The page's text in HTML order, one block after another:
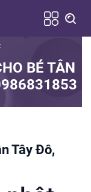
BÉ TÂN
Tây Đô,